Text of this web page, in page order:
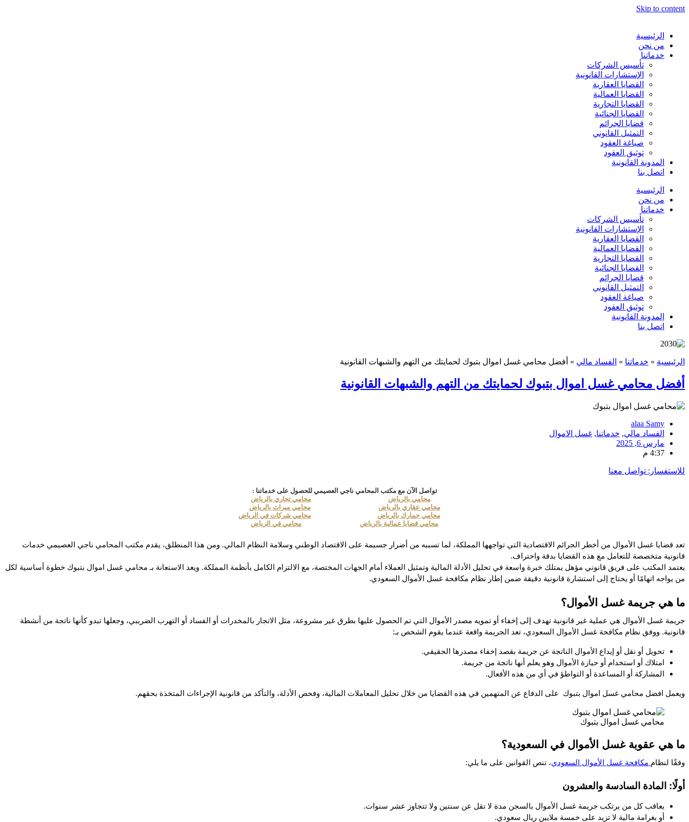
Skip to content
الرئيسية
من نحن
خدماتنا
تأسيس الشركات
الإستشارات القانونية
القضايا العقارية
القضايا العمالية
القضايا التجارية
القضايا الجنائية
قضايا الجرائم
التمثيل القانوني
صياغة العقود
توثيق العقود
المدونة القانونية
اتصل بنا
الرئيسية
من نحن
خدماتنا
تأسيس الشركات
الإستشارات القانونية
القضايا العقارية
القضايا العمالية
القضايا التجارية
القضايا الجنائية
قضايا الجرائم
التمثيل القانوني
صياغة العقود
توثيق العقود
المدونة القانونية
اتصل بنا
الرئيسية » خدماتنا » الفساد مالي » أفضل محامي غسل اموال بتبوك لحمايتك من التهم والشبهات القانونية
أفضل محامي غسل اموال بتبوك لحمايتك من التهم والشبهات القانونية
alaa Samy
الفساد مالي, خدماتنا, غسل الاموال
مارس 6, 2025
4:37 م
للاستفسار: تواصل معنا
تواصل الآن مع مكتب المحامي ناجي العصيمي للحصول على خدماتنا :
محامي بالرياض
محامي تجاري بالرياض
محامي عقاري بالرياض
محامي ميراث بالرياض
محامي جمارك بالرياض
محامي شركات في الرياض
محامي قضايا عمالية بالرياض
محامي في الرياض
قانونية متخصصة للتعامل مع هذه القضايا بدقة واحتراف.
من يواجه اتهامًا أو يحتاج إلى استشارة قانونية دقيقة ضمن إطار نظام مكافحة غسل الأموال السعودي.
ما هي جريمة غسل الأموال؟
قانونية. ووفق نظام مكافحة غسل الأموال السعودي، تعد الجريمة واقعة عندما يقوم الشخص بـ:
تحويل أو نقل أو إيداع الأموال الناتجة عن جريمة بقصد إخفاء مصدرها الحقيقي.
امتلاك أو استخدام أو حيازة الأموال وهو يعلم أنها ناتجة من جريمة.
المشاركة أو المساعدة أو التواطؤ في أي من هذه الأفعال.
ويعمل افضل محامي غسل اموال بتبوك  على الدفاع عن المتهمين في هذه القضايا من خلال تحليل المعاملات المالية، وفحص الأدلة، والتأكد من قانونية الإجراءات المتخذة بحقهم.
محامي غسل اموال بتبوك
ما هي عقوبة غسل الأموال في السعودية؟
وفقًا لنظام مكافحة غسل الأموال السعودي، تنص القوانين على ما يلي:
أولًا: المادة السادسة والعشرون
يعاقب كل من يرتكب جريمة غسل الأموال بالسجن مدة لا تقل عن سنتين ولا تتجاوز عشر سنوات.
أو بغرامة مالية لا تزيد على خمسة ملايين ريال سعودي.